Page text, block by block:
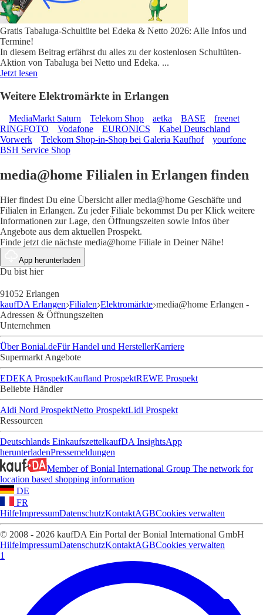
Gratis Tabaluga-Schultüte bei Edeka & Netto 2026: Alle Infos und
Termine!
In diesem Beitrag erfährst du alles zu der kostenlosen Schultüten-
Aktion von Tabaluga bei Netto und Edeka. ...
Jetzt lesen
Weitere Elektromärkte in Erlangen
MediaMarkt Saturn Telekom Shop aetka BASE
freenet
RINGFOTO
Vodafone EURONICS
Kabel Deutschland
Vorwerk
Telekom Shop-in-Shop bei Galeria Kaufhof
yourfone
BSH Service Shop
media@home Filialen in Erlangen finden
Hier findest Du eine Übersicht aller media@home Geschäfte und
Filialen in Erlangen. Zu jeder Filiale bekommst Du per Klick weitere
Informationen zur Lage, den Öffnungszeiten sowie Infos über
Angebote aus dem aktuellen Prospekt.
Finde jetzt die nächste media@home Filiale in Deiner Nähe!
App herunterladen
Du bist hier
91052 Erlangen
kaufDA Erlangen Filialen Elektromärkte media@home Erlangen -
Adressen & Öffnungszeiten
Unternehmen
Über Bonial.deFür Handel und HerstellerKarriere
Supermarkt Angebote
EDEKA ProspektKaufland ProspektREWE Prospekt
Beliebte Händler
Aldi Nord ProspektNetto ProspektLidl Prospekt
Ressourcen
Deutschlands EinkaufszettelkaufDA InsightsApp
herunterladenPressemeldungen
Member of Bonial International Group The network for
location based shopping information
DE
FR
HilfeImpressumDatenschutzKontaktAGBCookies verwalten
© 2008 - 2026 kaufDA Ein Portal der Bonial International GmbH
HilfeImpressumDatenschutzKontaktAGBCookies verwalten
1